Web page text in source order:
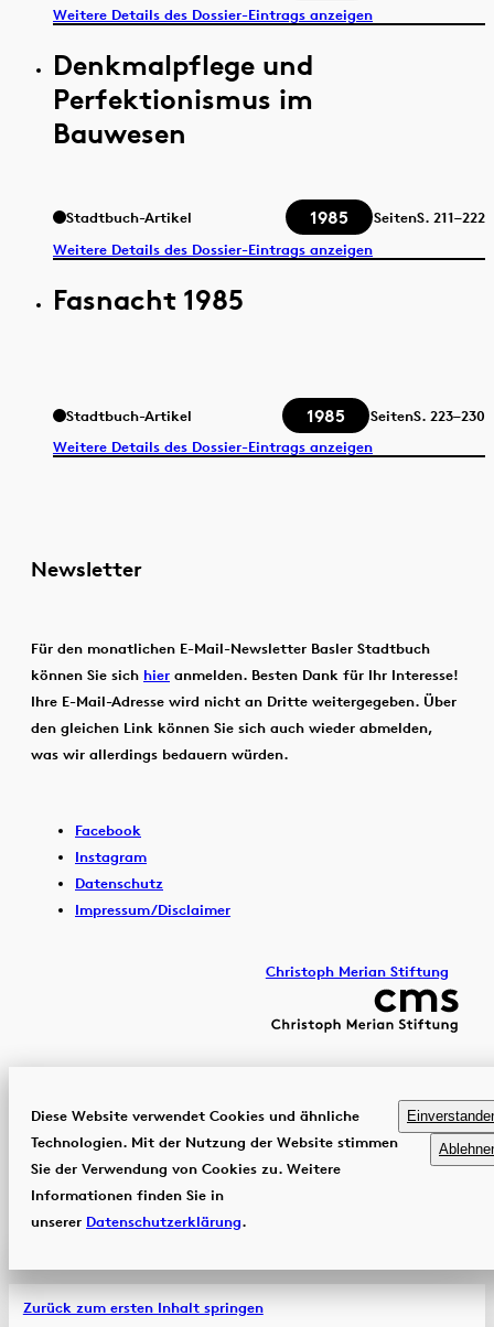
Weitere Details des Dossier-Eintrags anzeigen
Denkmalpflege und
Perfektionismus im
Bauwesen
Stadtbuch-Artikel 1985 SeitenS. 211–222
Weitere Details des Dossier-Eintrags anzeigen
Fasnacht 1985
Stadtbuch-Artikel 1985 SeitenS. 223–230
Weitere Details des Dossier-Eintrags anzeigen
Newsletter
Für den monatlichen E-Mail-Newsletter Basler Stadtbuch
können Sie sich hier anmelden. Besten Dank für Ihr Interesse!
Ihre E-Mail-Adresse wird nicht an Dritte weitergegeben. Über
den gleichen Link können Sie sich auch wieder abmelden,
was wir allerdings bedauern würden.
Facebook
Instagram
Datenschutz
Impressum/Disclaimer
Christoph Merian Stiftung
Diese Website verwendet Cookies und ähnliche
Technologien. Mit der Nutzung der Website stimmen
Sie der Verwendung von Cookies zu. Weitere
Informationen finden Sie in
unserer Datenschutzerklärung.
Zurück zum ersten Inhalt springen